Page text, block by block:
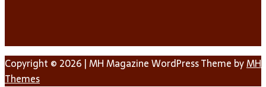
Copyright © 2026 | MH Magazine WordPress Theme byMH
Themes